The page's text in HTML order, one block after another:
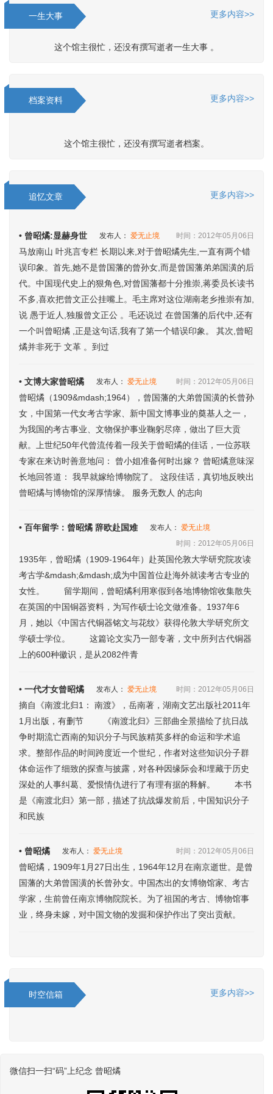
一生大事 更多内容>>
这个馆主很忙，还没有撰写逝者一生大事 。
档案资料 更多内容>>
这个馆主很忙，还没有撰写逝者档案。
追忆文章 更多内容>>
• 曾昭燏:显赫身世 发布人： 爱无止境 时间：2012年05月06日
马放南山 叶兆言专栏 长期以来,对于曾昭燏先生,一直有两个错
误印象。首先,她不是曾国藩的曾孙女,而是曾国藩弟弟国潢的后
代。中国现代史上的狠角色,对曾国藩都十分推崇,蒋委员长读书
不多,喜欢把曾文正公挂嘴上。毛主席对这位湖南老乡推崇有加,
说 愚于近人,独服曾文正公 。毛还说过 在曾国藩的后代中,还有
一个叫曾昭燏 ,正是这句话,我有了第一个错误印象。 其次,曾昭
燏并非死于 文革 。到过
• 文博大家曾昭燏 发布人： 爱无止境 时间：2012年05月06日
曾昭燏（1909&mdash;1964），曾国藩的大弟曾国潢的长曾孙
女，中国第一代女考古学家、新中国文博事业的奠基人之一，
为我国的考古事业、文物保护事业鞠躬尽瘁，做出了巨大贡
献。上世纪50年代曾流传着一段关于曾昭燏的佳话，一位苏联
专家在来访时善意地问： 曾小姐准备何时出嫁？ 曾昭燏意味深
长地回答道： 我早就嫁给博物院了。 这段佳话，真切地反映出
曾昭燏与博物馆的深厚情缘。 服务无数人 的志向
• 百年留学：曾昭燏 辞欧赴国难 发布人： 爱无止境
时间：2012年05月06日
1935年，曾昭燏（1909-1964年）赴英国伦敦大学研究院攻读
考古学&mdash;&mdash;成为中国首位赴海外就读考古专业的
女性。 留学期间，曾昭燏利用寒假到各地博物馆收集散失
在英国的中国铜器资料，为写作硕士论文做准备。1937年6
月，她以《中国古代铜器铭文与花纹》获得伦敦大学研究所文
学硕士学位。 这篇论文实乃一部专著，文中所列古代铜器
上的600种徽识，是从2082件青
• 一代才女曾昭燏 发布人： 爱无止境 时间：2012年05月06日
摘自《南渡北归1： 南渡》，岳南著，湖南文艺出版社2011年
1月出版，有删节 《南渡北归》三部曲全景描绘了抗日战
争时期流亡西南的知识分子与民族精英多样的命运和学术追
求。整部作品的时间跨度近一个世纪，作者对这些知识分子群
体命运作了细致的探查与披露，对各种因缘际会和埋藏于历史
深处的人事纠葛、爱恨情仇进行了有理有据的释解。 本书
是《南渡北归》第一部，描述了抗战爆发前后，中国知识分子
和民族
• 曾昭燏 发布人： 爱无止境 时间：2012年05月06日
曾昭燏，1909年1月27日出生，1964年12月在南京逝世。是曾
国藩的大弟曾国潢的长曾孙女。中国杰出的女博物馆家、考古
学家，生前曾任南京博物院院长。为了祖国的考古、博物馆事
业，终身未嫁，对中国文物的发掘和保护作出了突出贡献。
时空信箱 更多内容>>
微信扫一扫“码”上纪念 曾昭燏